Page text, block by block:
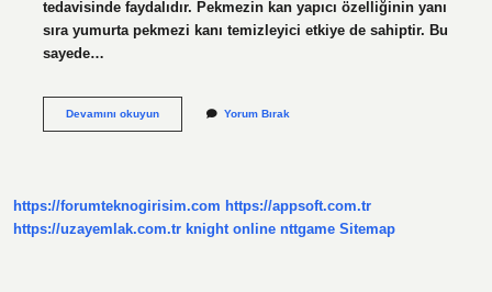
tedavisinde faydalıdır. Pekmezin kan yapıcı özelliğinin yanı
sıra yumurta pekmezi kanı temizleyici etkiye de sahiptir. Bu
sayede…
Devamını okuyunAndız
Yorum Bırak
https://forumteknogirisim.com https://appsoft.com.tr
https://uzayemlak.com.tr knight online nttgame Sitemap